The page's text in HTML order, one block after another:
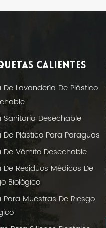
CALIENTES
De Lavandería De Plástico
Sanitaria Desechable
De Plástico Para Paraguas
De Vómito Desechable
De Residuos Médicos De
Biológico
Para Muestras De Riesgo